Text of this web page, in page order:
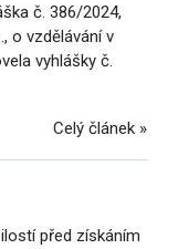
č. 386/2024,
o vzdělávání v
vyhlášky č.
Celý článek »
před získáním